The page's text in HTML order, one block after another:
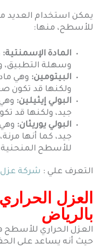
يمكن استخدام العديد
للأسطح، منها:
المادة الإسمنتية:
وسهلة التطبيق،
البيتومين: وهي
ولكنها قد تكون
البولي إيثيلين:
جيد، ولكنها قد
البولي يوريثان:
جيد، كما أنها
للأسطح
التعرف علي : شركة عزل
العزل
بالرياض
العزل الحراري للأسطح
حيث أنه يساعد على